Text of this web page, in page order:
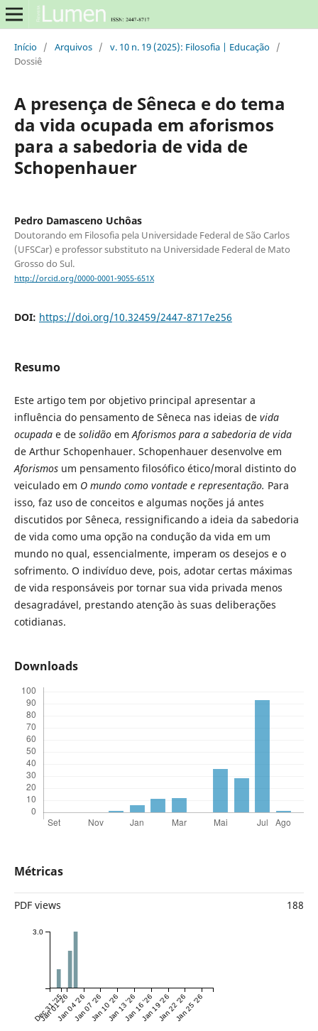
Início / Arquivos / v. 10 n. 19 (2025): Filosofia | Educação /
Dossiê
A presença de Sêneca e do tema
da vida ocupada em aforismos
para a sabedoria de vida de
Schopenhauer
Pedro Damasceno Uchôas
Doutorando em Filosofia pela Universidade Federal de São Carlos
(UFSCar) e professor substituto na Universidade Federal de Mato
Grosso do Sul.
http://orcid.org/0000-0001-9055-651X
DOI: https://doi.org/10.32459/2447-8717e256
Resumo
Este artigo tem por objetivo principal apresentar a
influência do pensamento de Sêneca nas ideias de vida
ocupada e de solidão emAforismos para a sabedoria de vida
de Arthur Schopenhauer. Schopenhauer desenvolve em
Aforismos um pensamento filosófico ético/moral distinto do
veiculado em O mundo como vontade e representação. Para
isso, faz uso de conceitos e algumas noções já antes
discutidos por Sêneca, ressignificando a ideia da sabedoria
de vida como uma opção na condução da vida em um
mundo no qual, essencialmente, imperam os desejos e o
sofrimento. O indivíduo deve, pois, adotar certas máximas
de vida responsáveis por tornar sua vida privada menos
desagradável, prestando atenção às suas deliberações
cotidianas.
Downloads
Métricas
PDF views 188
Dec 31 '25
Jan 01 '26Jan 04 '26Jan 07 '26Jan 10 '26Jan 13 '26Jan 16 '26Jan 19 '26Jan 22 '26Jan 25 '26
3.0